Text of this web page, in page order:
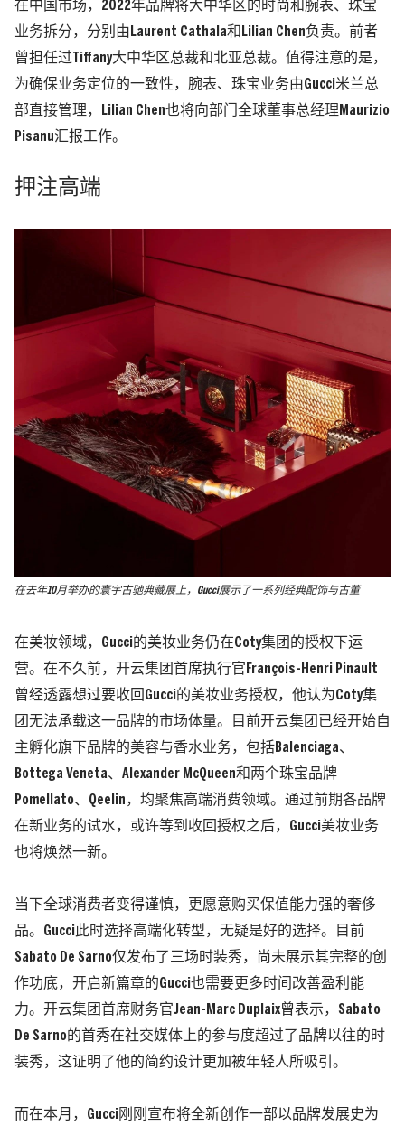
在中国市场，2022年品牌将大中华区的时尚和腕表、珠宝
业务拆分，分别由Laurent Cathala和Lilian Chen负责。前者
曾担任过Tiffany大中华区总裁和北亚总裁。值得注意的是，
为确保业务定位的一致性，腕表、珠宝业务由Gucci米兰总
部直接管理，Lilian Chen也将向部门全球董事总经理Maurizio
Pisanu汇报工作。
押注高端
在去年10月举办的寰宇古驰典藏展上，Gucci展示了一系列经典配饰与古董
在美妆领域，Gucci的美妆业务仍在Coty集团的授权下运
营。在不久前，开云集团首席执行官François-Henri Pinault
曾经透露想过要收回Gucci的美妆业务授权，他认为Coty集
团无法承载这一品牌的市场体量。目前开云集团已经开始自
主孵化旗下品牌的美容与香水业务，包括Balenciaga、
Bottega Veneta、Alexander McQueen和两个珠宝品牌
Pomellato、Qeelin，均聚焦高端消费领域。通过前期各品牌
在新业务的试水，或许等到收回授权之后，Gucci美妆业务
也将焕然一新。
当下全球消费者变得谨慎，更愿意购买保值能力强的奢侈
品。Gucci此时选择高端化转型，无疑是好的选择。目前
Sabato De Sarno仅发布了三场时装秀，尚未展示其完整的创
作功底，开启新篇章的Gucci也需要更多时间改善盈利能
力。开云集团首席财务官Jean-Marc Duplaix曾表示，Sabato
De Sarno的首秀在社交媒体上的参与度超过了品牌以往的时
装秀，这证明了他的简约设计更加被年轻人所吸引。
而在本月，Gucci刚刚宣布将全新创作一部以品牌发展史为